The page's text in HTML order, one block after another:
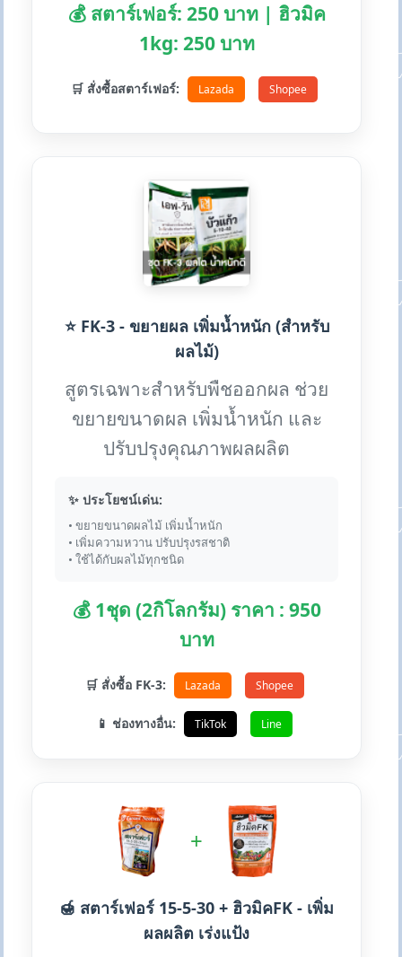
💰 สตาร์เฟอร์: 250 บาท | ฮิวมิค
1kg: 250 บาท
🛒 สั่งซื้อสตาร์เฟอร์: Lazada Shopee
⭐ FK-3 - ขยายผล เพิ่มน้ำหนัก (สำหรับ
ผลไม้)
สูตรเฉพาะสำหรับพืชออกผล ช่วย
ขยายขนาดผล เพิ่มน้ำหนัก และ
ปรับปรุงคุณภาพผลผลิต
✨ ประโยชน์เด่น:
• ขยายขนาดผลไม้ เพิ่มน้ำหนัก
• เพิ่มความหวาน ปรับปรุงรสชาติ
• ใช้ได้กับผลไม้ทุกชนิด
💰 1ชุด (2กิโลกรัม) ราคา : 950
บาท
🛒 สั่งซื้อ FK-3: Lazada Shopee
📱 ช่องทางอื่น: TikTok Line
+
🍯 สตาร์เฟอร์ 15-5-30 + ฮิวมิคFK - เพิ่ม
ผลผลิต เร่งแป้ง